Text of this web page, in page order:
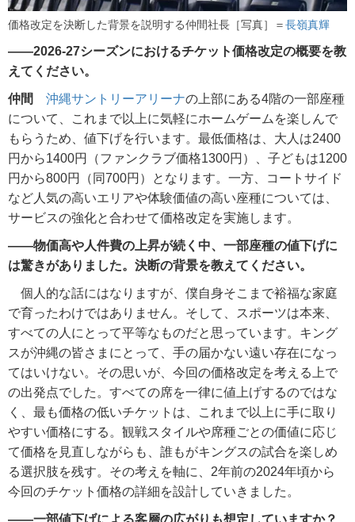
価格改定を決断した背景を説明する仲間社長［写真］＝ 長嶺真輝
――2026-27シーズンにおけるチケット価格改定の概要を教
えてください。
仲間 沖縄サントリーアリーナの上部にある4階の一部座種
について、これまで以上に気軽にホームゲームを楽しんで
もらうため、値下げを行います。最低価格は、大人は2400
円から1400円（ファンクラブ価格1300円）、子どもは1200
円から800円（同700円）となります。一方、コートサイド
など人気の高いエリアや体験価値の高い座種については、
サービスの強化と合わせて価格改定を実施します。
――物価高や人件費の上昇が続く中、一部座種の値下げに
は驚きがありました。決断の背景を教えてください。
個人的な話にはなりますが、僕自身そこまで裕福な家庭
で育ったわけではありません。そして、スポーツは本来、
すべての人にとって平等なものだと思っています。キング
スが沖縄の皆さまにとって、手の届かない遠い存在になっ
てはいけない。その思いが、今回の価格改定を考える上で
の出発点でした。すべての席を一律に値上げするのではな
く、最も価格の低いチケットは、これまで以上に手に取り
やすい価格にする。観戦スタイルや席種ごとの価値に応じ
て価格を見直しながらも、誰もがキングスの試合を楽しめ
る選択肢を残す。その考えを軸に、2年前の2024年頃から
今回のチケット価格の詳細を設計していきました。